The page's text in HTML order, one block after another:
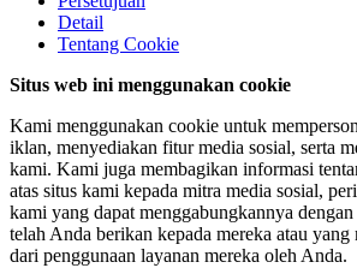
Detail
Tentang Cookie
Situs web ini menggunakan cookie
Kami menggunakan cookie untuk
iklan, menyediakan fitur media sosial, serta
kami. Kami juga membagikan informasi
atas situs kami kepada mitra media sosial,
kami yang dapat menggabungkannya
telah Anda berikan kepada mereka atau
dari penggunaan layanan mereka oleh Anda.